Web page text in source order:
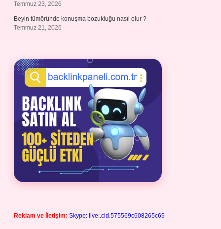
Temmuz 23, 2026
Beyin tümöründe konuşma bozukluğu nasıl olur ?
Temmuz 21, 2026
Reklam ve İletişim: Skype: live:.cid.575569c608265c69